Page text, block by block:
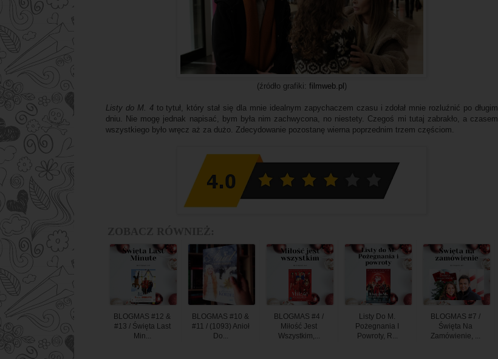
(źródło grafiki: filmweb.pl )
Listy do M. 4 to tytuł, który stał się dla mnie idealnym zapychaczem czasu i zdołał mnie rozluźnić po długim
dniu. Nie mogę jednak napisać, bym była nim zachwycona, no niestety. Czegoś mi tutaj zabrakło, a czasem
wszystkiego było wręcz aż za dużo. Zdecydowanie pozostanę wierna poprzednim trzem częściom.
BLOGMAS #12 &
#13 / Święta Last
Min...
BLOGMAS #10 &
#11 / (1093) Anioł
Do...
BLOGMAS #4 /
Miłość Jest
Wszystkim,...
Listy Do M.
Pożegnania I
Powroty, R...
BLOGMAS #7 /
Święta Na
Zamówienie, ...